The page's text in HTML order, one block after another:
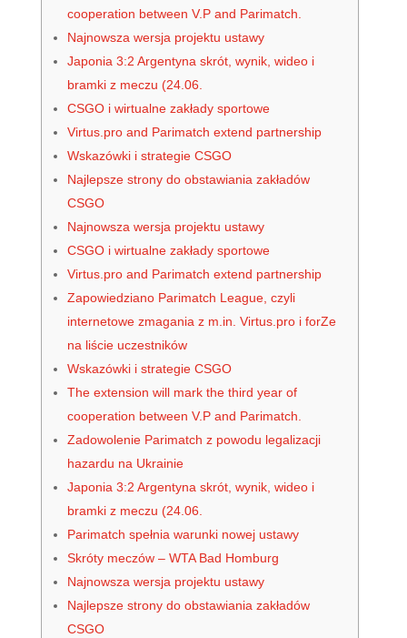
cooperation between V.P and Parimatch.
Najnowsza wersja projektu ustawy
Japonia 3:2 Argentyna skrót, wynik, wideo i
bramki z meczu (24.06.
CSGO i wirtualne zakłady sportowe
Virtus.pro and Parimatch extend partnership
Wskazówki i strategie CSGO
Najlepsze strony do obstawiania zakładów
CSGO
Najnowsza wersja projektu ustawy
CSGO i wirtualne zakłady sportowe
Virtus.pro and Parimatch extend partnership
Zapowiedziano Parimatch League, czyli
internetowe zmagania z m.in. Virtus.pro i forZe
na liście uczestników
Wskazówki i strategie CSGO
The extension will mark the third year of
cooperation between V.P and Parimatch.
Zadowolenie Parimatch z powodu legalizacji
hazardu na Ukrainie
Japonia 3:2 Argentyna skrót, wynik, wideo i
bramki z meczu (24.06.
Parimatch spełnia warunki nowej ustawy
Skróty meczów – WTA Bad Homburg
Najnowsza wersja projektu ustawy
Najlepsze strony do obstawiania zakładów
CSGO